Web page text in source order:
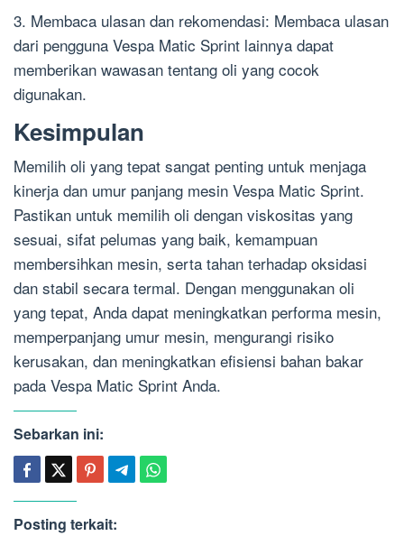
3. Membaca ulasan dan rekomendasi: Membaca ulasan
dari pengguna Vespa Matic Sprint lainnya dapat
memberikan wawasan tentang oli yang cocok
digunakan.
Kesimpulan
Memilih oli yang tepat sangat penting untuk menjaga
kinerja dan umur panjang mesin Vespa Matic Sprint.
Pastikan untuk memilih oli dengan viskositas yang
sesuai, sifat pelumas yang baik, kemampuan
membersihkan mesin, serta tahan terhadap oksidasi
dan stabil secara termal. Dengan menggunakan oli
yang tepat, Anda dapat meningkatkan performa mesin,
memperpanjang umur mesin, mengurangi risiko
kerusakan, dan meningkatkan efisiensi bahan bakar
pada Vespa Matic Sprint Anda.
Sebarkan ini:
Posting terkait: